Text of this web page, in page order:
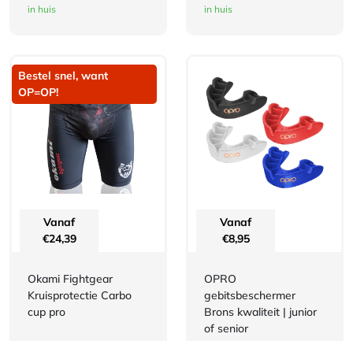
in huis
in huis
Bestel snel, want
OP=OP!
Vanaf
€24,39
Okami Fightgear
Kruisprotectie Carbo
cup pro
Vanaf
€8,95
OPRO
gebitsbeschermer
Brons kwaliteit | junior
of senior